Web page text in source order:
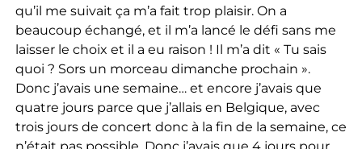
qu’il me suivait ça m’a fait trop plaisir. On a
beaucoup échangé, et il m’a lancé le défi sans me
laisser le choix et il a eu raison ! Il m’a dit « Tu sais
quoi ? Sors un morceau dimanche prochain ».
Donc j’avais une semaine… et encore j’avais que
quatre jours parce que j’allais en Belgique, avec
trois jours de concert donc à la fin de la semaine, ce